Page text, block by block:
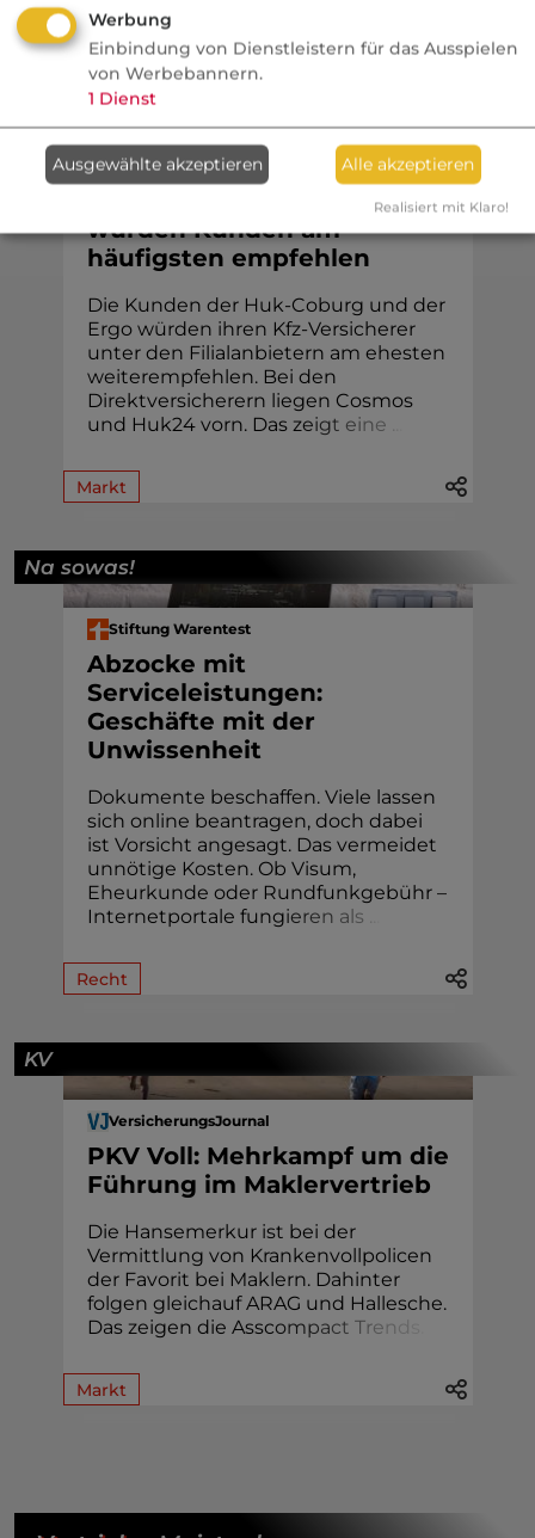
VersicherungsJournal
würden Kunden am
häufigsten empfehlen
Die Kunden der Huk-Coburg und der
Ergo würden ihren Kfz-Versicherer
unter den Filialanbietern am ehesten
weiterempfehlen. Bei den
Direktversicherern liegen Cosmos
und Huk24 vorn. Das zeigt eine
Markt
Na sowas!
Stiftung Warentest
Abzocke mit
Serviceleistungen:
Geschäfte mit der
Unwissenheit
Dokumente beschaffen. Viele lassen
sich online beantragen, doch dabei
ist Vorsicht angesagt. Das vermeidet
unnötige Kosten. Ob Visum,
Eheur­kunde oder Rund­funk­gebühr –
Internetportale fungieren als
Recht
KV
VersicherungsJournal
PKV Voll: Mehrkampf um die
Führung im Maklervertrieb
Die Hansemerkur ist bei der
Vermittlung von Krankenvollpolicen
der Favorit bei Maklern. Dahinter
folgen gleichauf ARAG und Hallesche.
Das zeigen die Asscompact Trend
Markt
Werbung
Einbindung von Dienstleistern für das Ausspielen
von Werbebannern.
1 Dienst
Ausgewählte akzeptieren Alle akzeptieren
Realisiert mit Klaro!